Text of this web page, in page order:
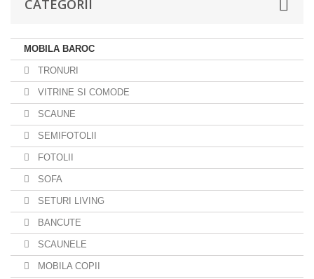
CATEGORII
MOBILA BAROC
TRONURI
VITRINE SI COMODE
SCAUNE
SEMIFOTOLII
FOTOLII
SOFA
SETURI LIVING
BANCUTE
SCAUNELE
MOBILA COPII